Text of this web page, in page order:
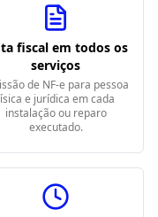
fiscal em todos os
serviços
de NF-e para pessoa
e jurídica em cada
instalação ou reparo
executado.